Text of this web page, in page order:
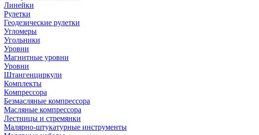
Линейки
Рулетки
Геодезические рулетки
Угломеры
Угольники
Уровни
Магнитные уровни
Уровни
Штангенциркули
Комплекты
Компрессора
Безмасляные компрессора
Масляные компрессора
Лестницы и стремянки
Малярно-штукатурные инструменты